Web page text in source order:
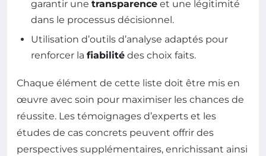
garantir une transparence et une légitimité
dans le processus décisionnel.
Utilisation d’outils d’analyse adaptés pour
renforcer la fiabilité des choix faits.
Chaque élément de cette liste doit être mis en
œuvre avec soin pour maximiser les chances de
réussite. Les témoignages d’experts et les
études de cas concrets peuvent offrir des
perspectives supplémentaires, enrichissant ainsi